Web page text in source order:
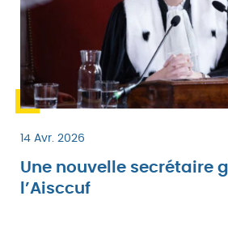
14 Avr. 2026
Une nouvelle secrétaire
l’Aisccuf